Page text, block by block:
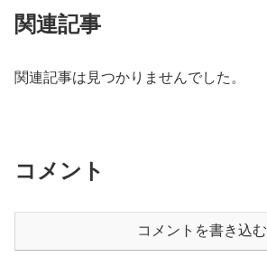
関連記事
関連記事は見つかりませんでした。
コメント
コメントを書き込む